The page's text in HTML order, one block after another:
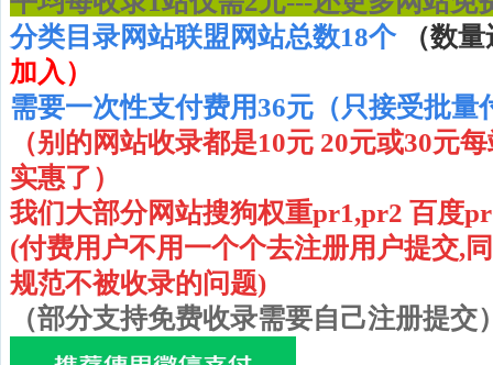
分类目录网站联盟网站总数18个
（数
加入）
需要一次性支付费用36元（只接受批量
（别的网站收录都是10元 20元或30元
实惠了）
我们大部分网站搜狗权重pr1,pr2 百度
(付费用户不用一个个去注册用户提交,
规范不被收录的问题)
（部分支持免费收录需要自己注册提交